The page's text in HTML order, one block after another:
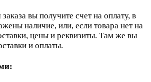
вы получите счет на оплату, в
наличие, или, если товара нет на
цены и реквизиты. Там же вы
и оплаты.